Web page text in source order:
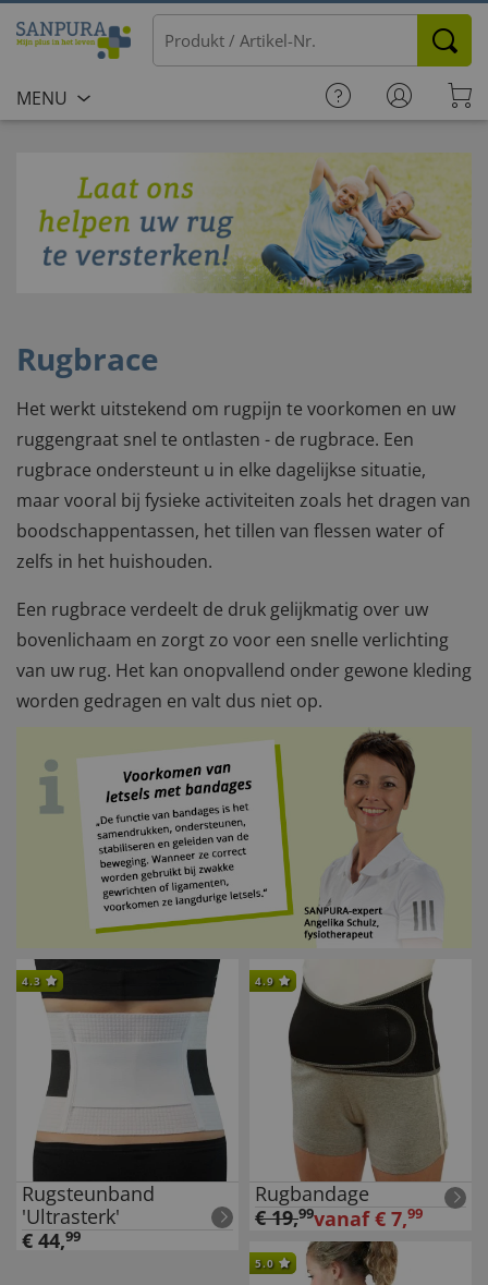
MENU
Rugbrace
Het werkt uitstekend om rugpijn te voorkomen en uw
ruggengraat snel te ontlasten - de rugbrace. Een
rugbrace ondersteunt u in elke dagelijkse situatie,
maar vooral bij fysieke activiteiten zoals het dragen van
boodschappentassen, het tillen van flessen water of
zelfs in het huishouden.
Een rugbrace verdeelt de druk gelijkmatig over uw
bovenlichaam en zorgt zo voor een snelle verlichting
van uw rug. Het kan onopvallend onder gewone kleding
worden gedragen en valt dus niet op.
4.3
Rugsteunband
'Ultrasterk'
€ 44,99
4.9
Rugbandage
€19,99vanaf € 7,99
5.0